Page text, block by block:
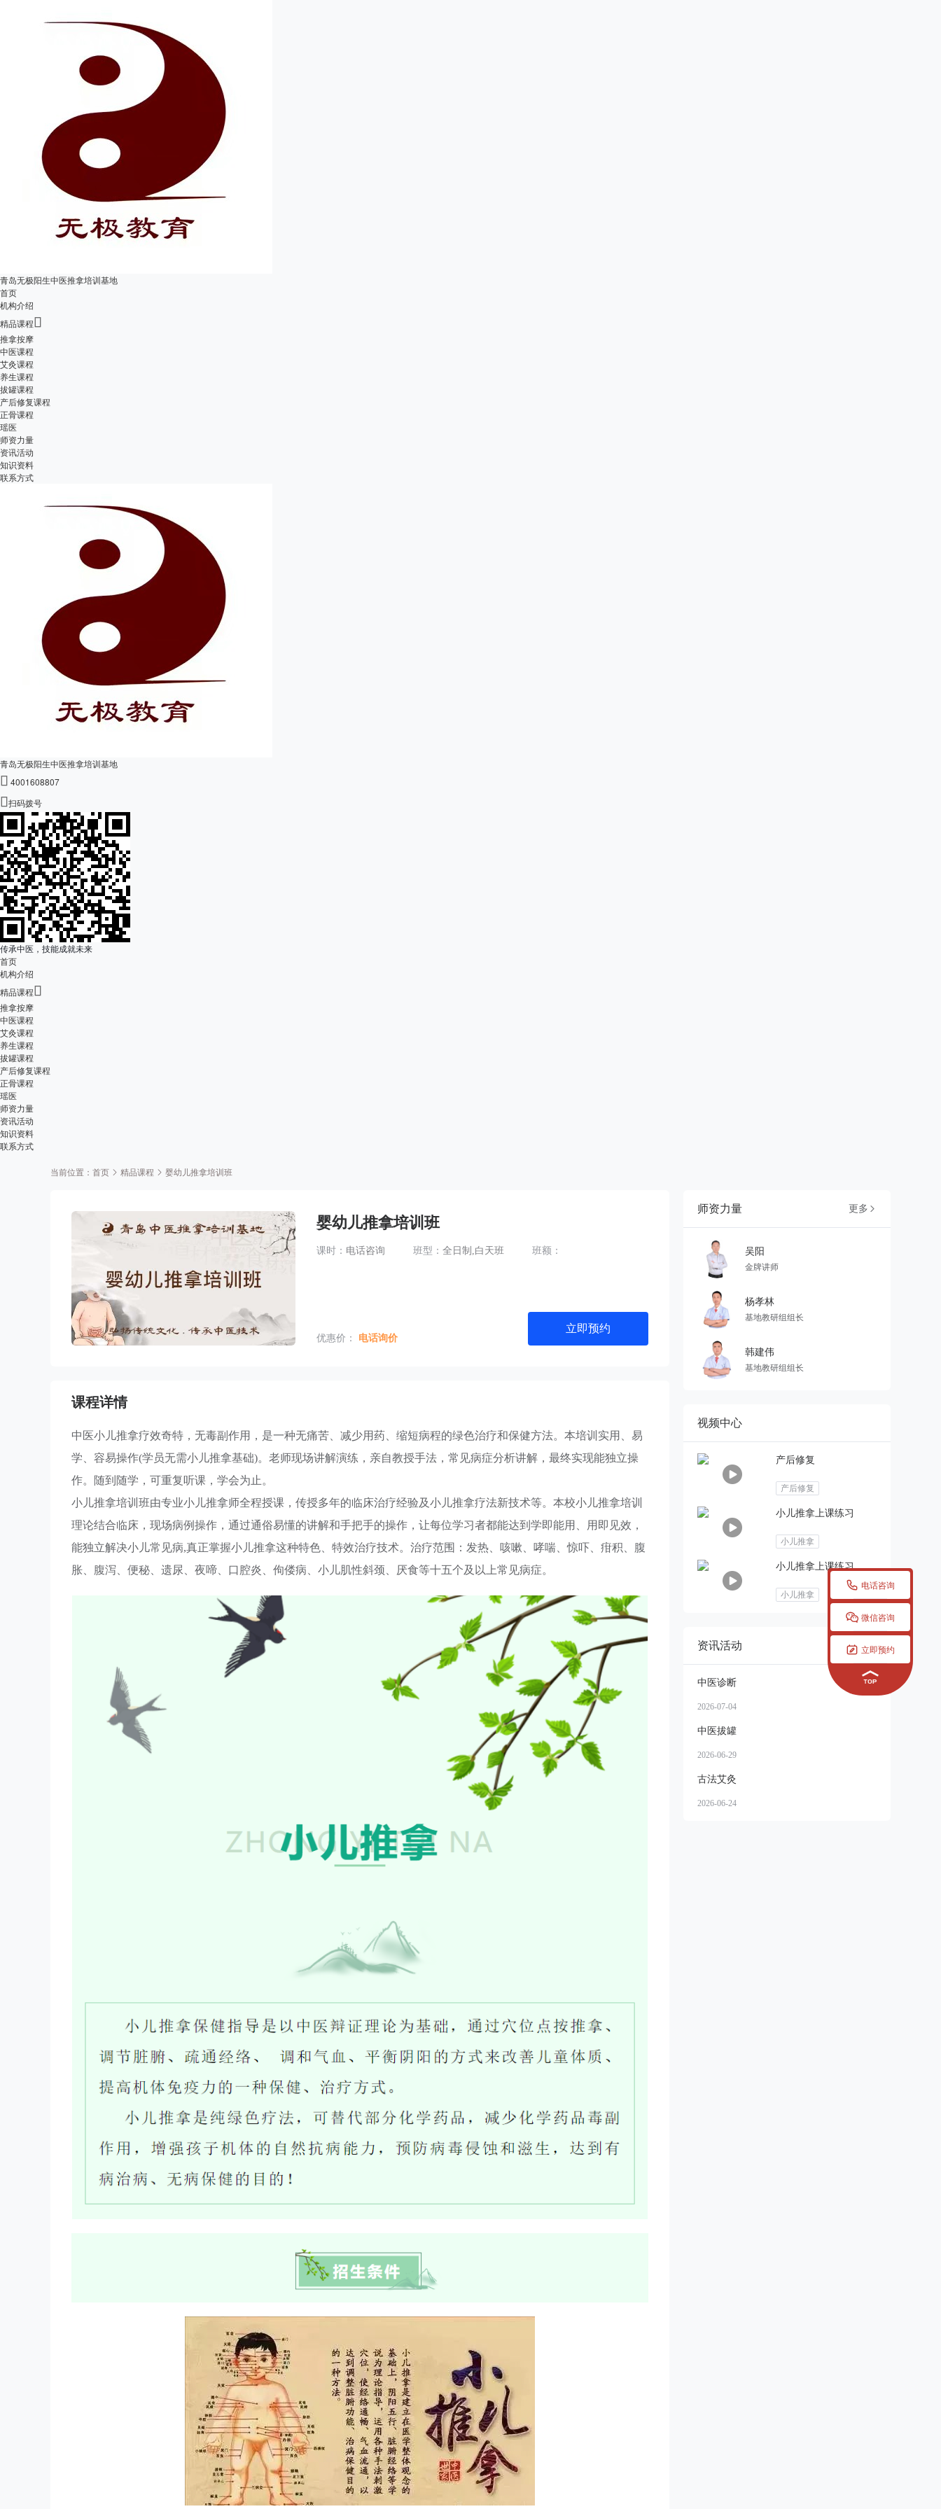
青岛无极阳生中医推拿培训基地
首页
机构介绍
精品课程
推拿按摩
中医课程
艾灸课程
养生课程
拔罐课程
产后修复课程
正骨课程
瑶医
师资力量
资讯活动
知识资料
联系方式
青岛无极阳生中医推拿培训基地
 4001608807
扫码拨号
传承中医，技能成就未来
首页
机构介绍
精品课程
推拿按摩
中医课程
艾灸课程
养生课程
拔罐课程
产后修复课程
正骨课程
瑶医
师资力量
资讯活动
知识资料
联系方式
 电话咨询
 微信咨询
 立即预约
当前位置： 首页 精品课程 婴幼儿推拿培训班
婴幼儿推拿培训班
课时： 电话咨询 班型： 全日制,白天班 班额：
优惠价： 电话询价
立即预约
课程详情
中医小儿推拿疗效奇特，无毒副作用，是一种无痛苦、减少用药、缩短病程的绿色治疗和保健方法。本培训实用、易
学、容易操作(学员无需小儿推拿基础)。老师现场讲解演练，亲自教授手法，常见病症分析讲解，最终实现能独立操
作。随到随学，可重复听课，学会为止。
小儿推拿培训班由专业小儿推拿师全程授课，传授多年的临床治疗经验及小儿推拿疗法新技术等。本校小儿推拿培训
理论结合临床，现场病例操作，通过通俗易懂的讲解和手把手的操作，让每位学习者都能达到学即能用、用即见效，
能独立解决小儿常见病,真正掌握小儿推拿这种特色、特效治疗技术。治疗范围：发热、咳嗽、哮喘、惊吓、疳积、腹
胀、腹泻、便秘、遗尿、夜啼、口腔炎、佝偻病、小儿肌性斜颈、厌食等十五个及以上常见病症。
师资力量 更多 
吴阳
金牌讲师
杨孝林
基地教研组组长
韩建伟
基地教研组组长
视频中心
产后修复
产后修复
小儿推拿上课练习
小儿推拿
小儿推拿上课练习
小儿推拿
资讯活动 更多
中医诊断
2026-07-04
中医拔罐
2026-06-29
古法艾灸
2026-06-24